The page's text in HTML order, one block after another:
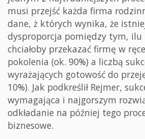
musi przejść każda firma
dane, ż których wynika, że
dysproporcja pomiędzy tym, ilu
chciałoby przekazać firmę w
pokolenia (ok. 90%) a liczbą
wyrażających gotowość do
10%). Jak podkreślił Rejmer,
wymagająca i najgorszym
odkładanie na później tego
biznesowe.